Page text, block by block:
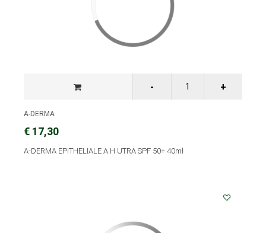
A-DERMA
€ 17,30
A-DERMA EPITHELIALE A.H UTRA SPF 50+ 40ml